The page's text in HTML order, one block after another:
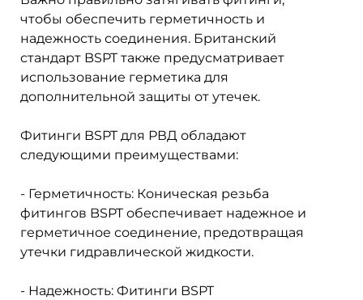
чтобы обеспечить герметичность и
надежность соединения. Британский
стандарт BSPT также предусматривает
использование герметика для
дополнительной защиты от утечек.
Фитинги BSPT для РВД обладают
следующими преимуществами:
- Герметичность: Коническая резьба
фитингов BSPT обеспечивает надежное и
герметичное соединение, предотвращая
утечки гидравлической жидкости.
- Надежность: Фитинги BSPT